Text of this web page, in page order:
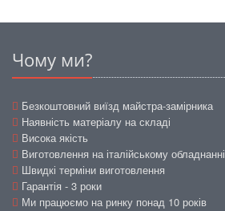
Чому ми?
Безкоштовний виїзд майстра-замірника
Наявність матеріалу на складі
Висока якість
Виготовлення на італійському обладнанні
Швидкі терміни виготовлення
Гарантія - 3 роки
Ми працюємо на ринку понад 10 років